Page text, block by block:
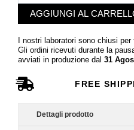
AGGIUNGI AL
I nostri laboratori sono chiusi per
Gli ordini ricevuti durante la
avviati in produzione dal 31
FREE
Dettagli prodotto